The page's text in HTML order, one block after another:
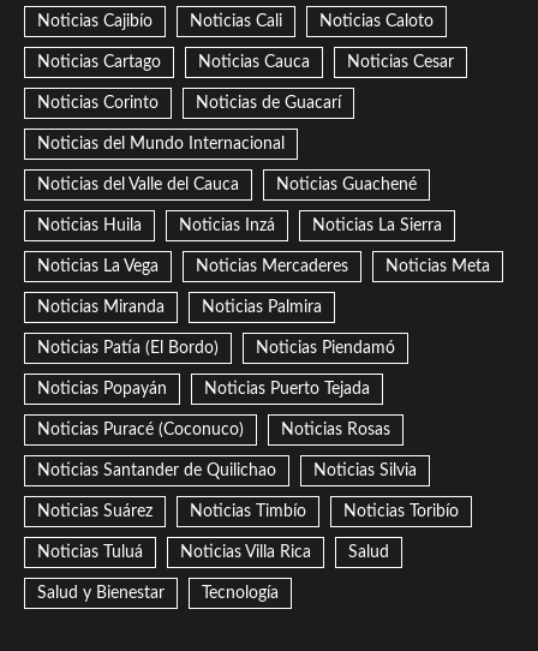
Noticias Cajibío Noticias Cali Noticias Caloto
Noticias Cartago Noticias Cauca Noticias Cesar
Noticias Corinto Noticias de Guacarí
Noticias del Mundo Internacional
Noticias del Valle del Cauca Noticias Guachené
Noticias Huila Noticias Inzá Noticias La Sierra
Noticias La Vega Noticias Mercaderes Noticias Meta
Noticias Miranda Noticias Palmira
Noticias Patía (El Bordo) Noticias Piendamó
Noticias Popayán Noticias Puerto Tejada
Noticias Puracé (Coconuco) Noticias Rosas
Noticias Santander de Quilichao Noticias Silvia
Noticias Suárez Noticias Timbío Noticias Toribío
Noticias Tuluá Noticias Villa Rica Salud
Salud y Bienestar Tecnología